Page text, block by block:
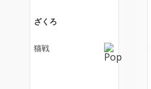
ざくろ
猫戦